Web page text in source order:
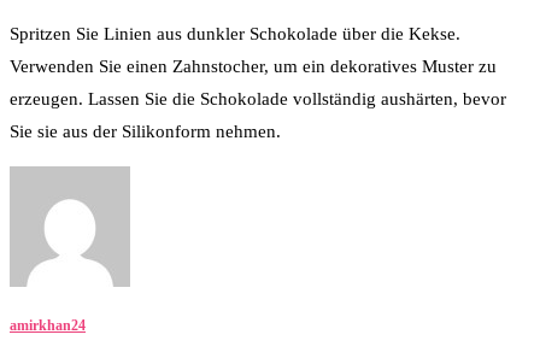
Spritzen Sie Linien aus dunkler Schokolade über die Kekse.
Verwenden Sie einen Zahnstocher, um ein dekoratives Muster zu
erzeugen. Lassen Sie die Schokolade vollständig aushärten, bevor
Sie sie aus der Silikonform nehmen.
amirkhan24